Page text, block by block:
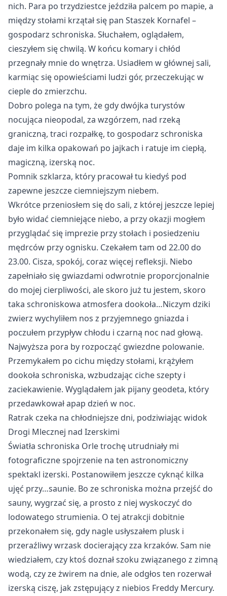
nich. Para po trzydziestce jeździła palcem po mapie, a
między stołami krzątał się pan Staszek Kornafel –
gospodarz schroniska. Słuchałem, oglądałem,
cieszyłem się chwilą. W końcu komary i chłód
przegnały mnie do wnętrza. Usiadłem w głównej sali,
karmiąc się opowieściami ludzi gór, przeczekując w
cieple do zmierzchu.
Dobro polega na tym, że gdy dwójka turystów
nocująca nieopodal, za wzgórzem, nad rzeką
graniczną, traci rozpałkę, to gospodarz schroniska
daje im kilka opakowań po jajkach i ratuje im ciepłą,
magiczną, izerską noc.
Pomnik szklarza, który pracował tu kiedyś pod
zapewne jeszcze ciemniejszym niebem.
Wkrótce przeniosłem się do sali, z której jeszcze lepiej
było widać ciemniejące niebo, a przy okazji mogłem
przyglądać się imprezie przy stołach i posiedzeniu
mędrców przy ognisku. Czekałem tam od 22.00 do
23.00. Cisza, spokój, coraz więcej refleksji. Niebo
zapełniało się gwiazdami odwrotnie proporcjonalnie
do mojej cierpliwości, ale skoro już tu jestem, skoro
taka schroniskowa atmosfera dookoła…Niczym dziki
zwierz wychyliłem nos z przyjemnego gniazda i
poczułem przypływ chłodu i czarną noc nad głową.
Najwyższa pora by rozpocząć gwiezdne polowanie.
Przemykałem po cichu między stołami, krążyłem
dookoła schroniska, wzbudzając ciche szepty i
zaciekawienie. Wyglądałem jak pijany geodeta, który
przedawkował apap dzień w noc.
Ratrak czeka na chłodniejsze dni, podziwiając widok
Drogi Mlecznej nad Izerskimi
Światła schroniska Orle trochę utrudniały mi
fotograficzne spojrzenie na ten astronomiczny
spektakl izerski. Postanowiłem jeszcze cyknąć kilka
ujęć przy…saunie. Bo ze schroniska można przejść do
sauny, wygrzać się, a prosto z niej wyskoczyć do
lodowatego strumienia. O tej atrakcji dobitnie
przekonałem się, gdy nagle usłyszałem plusk i
przeraźliwy wrzask docierający zza krzaków. Sam nie
wiedziałem, czy ktoś doznał szoku związanego z zimną
wodą, czy ze żwirem na dnie, ale odgłos ten rozerwał
izerską ciszę, jak zstępujący z niebios Freddy Mercury.